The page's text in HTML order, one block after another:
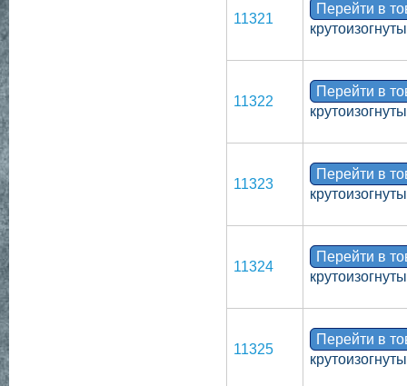
11321
Перейти в
11322
Перейти в
11323
Перейти в
11324
Перейти в
11325
Перейти в